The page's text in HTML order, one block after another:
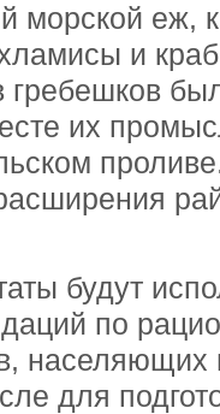
морской еж,
и
их
будут
по
населяющих
для